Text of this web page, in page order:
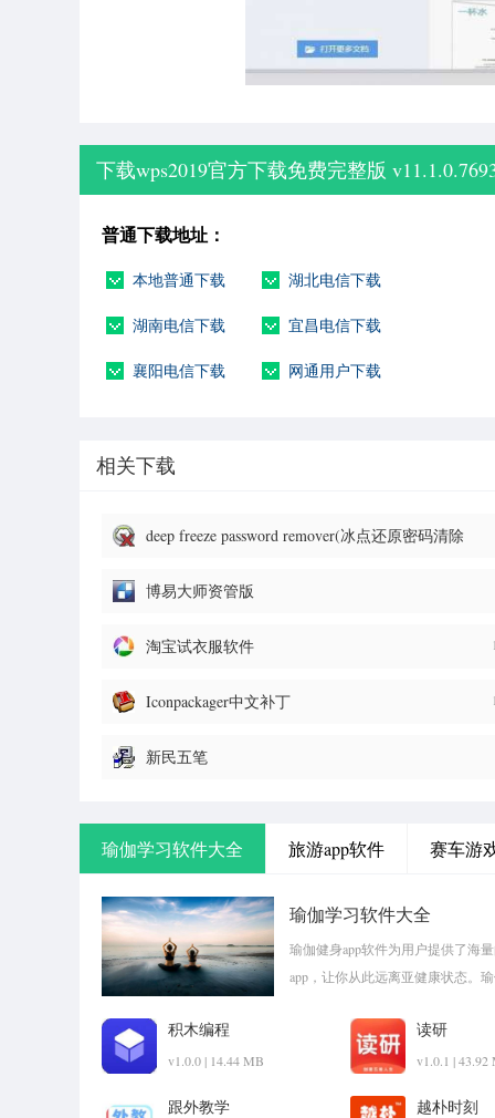
下载wps2019官方下载免费完整版
普通下载地址：
本地普通下载 湖北电信下载
湖南电信下载 宜昌电信下载
襄阳电信下载 网通用户下载
相关下载
deep freeze password remover(冰点还原密码清除
博易大师资管版
淘宝试衣服软件
Iconpackager中文补丁
新民五笔
瑜伽学习软件大全 旅游app软件 赛车游
瑜伽学习软件大全
瑜伽健身app软件为用户提供了海
app，让你从此远离亚健康状态。
积木编程
v1.0.0 | 14.44 MB
读研
v1.0.1 | 43.92
跟外教学 越朴时刻